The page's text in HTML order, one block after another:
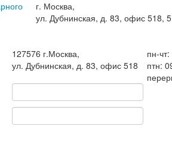
г. Москва,
ул. Дубнинская, д. 83, офис 518,
127576 г.Москва,
ул. Дубнинская, д. 83, офис 518
пн-
птн: